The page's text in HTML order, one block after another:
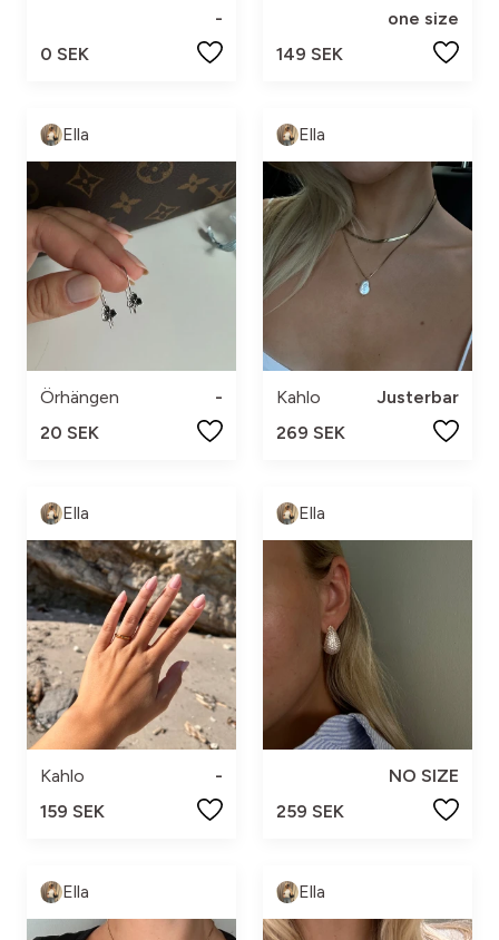
-
0 SEK
one size
149 SEK
Ella
Örhängen
-
20 SEK
Ella
Kahlo
Justerbar
269 SEK
Ella
Kahlo
-
159 SEK
Ella
NO SIZE
259 SEK
Ella Ella